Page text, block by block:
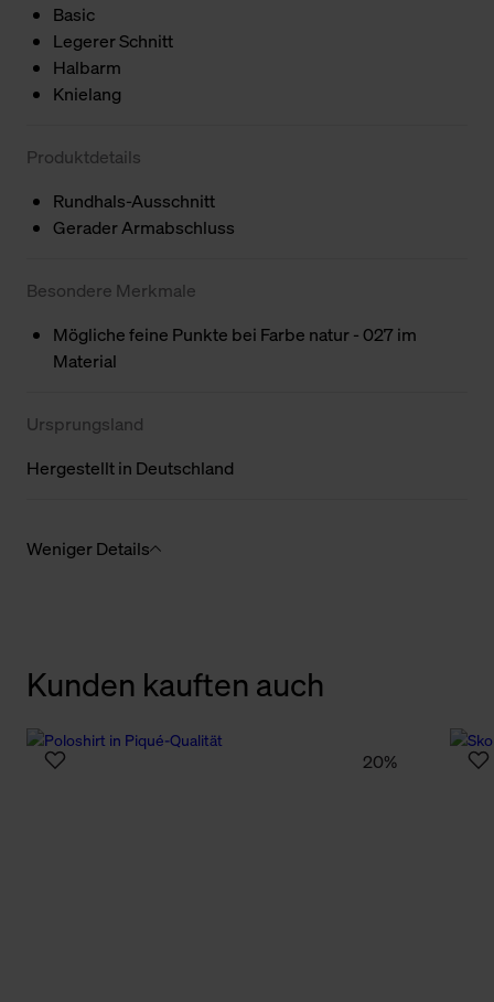
Basic
Legerer Schnitt
Halbarm
Knielang
Produktdetails
Rundhals-Ausschnitt
Gerader Armabschluss
Besondere Merkmale
Mögliche feine Punkte bei Farbe natur - 027 im
Material
Ursprungsland
Hergestellt in Deutschland
Weniger Details
Kunden kauften auch
20%